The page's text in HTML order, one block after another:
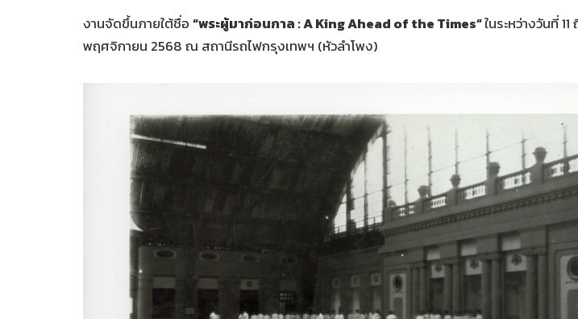
งานจัดขึ้นภายใต้ชื่อ “พระผู้มาก่อนกาล :A King Ahead of the Times”ในระหว่างวันที่
พฤศจิกายน 2568 ณ สถานีรถไฟกรุงเทพฯ (หัวลำโพง)